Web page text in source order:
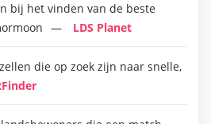
bij het vinden van de beste
LDS Planet
die op zoek zijn naar snelle,